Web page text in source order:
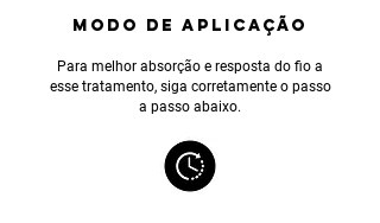
MODO DE APLICAÇÃO
Para melhor absorção e resposta do fio a
esse tratamento, siga corretamente o passo
a passo abaixo.